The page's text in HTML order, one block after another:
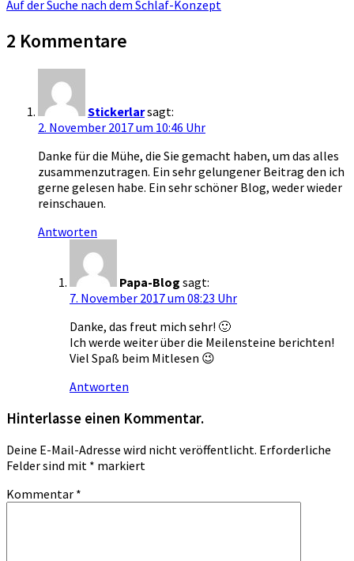
Auf der Suche nach dem Schlaf-Konzept
2 Kommentare
Stickerlarsagt:
2. November 2017 um 10:46 Uhr
Danke für die Mühe, die Sie gemacht haben, um das alles
zusammenzutragen. Ein sehr gelungener Beitrag den ich
gerne gelesen habe. Ein sehr schöner Blog, weder wieder
reinschauen.
Antworten
Papa-Blog sagt:
7. November 2017 um 08:23 Uhr
Danke, das freut mich sehr! 🙂
Ich werde weiter über die Meilensteine berichten!
Viel Spaß beim Mitlesen 😉
Antworten
Hinterlasse einen Kommentar.
Deine E-Mail-Adresse wird nicht veröffentlicht. Erforderliche
Felder sind mit * markiert
Kommentar *